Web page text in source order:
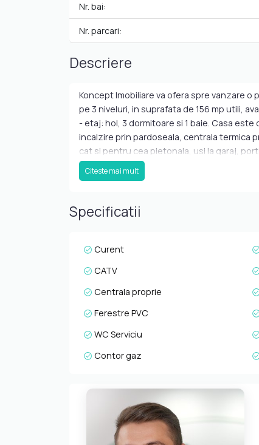
Nr. bai:
Nr. parcari:
Descriere
Koncept Imobiliare va ofera spre vanzare
pe 3 niveluri, in suprafata de 156 mp utili,
- etaj: hol, 3 dormitoare si 1 baie. Casa
incalzire prin pardoseala, centrala termica
cat si pentru cea pietonala, usi la garaj,
deosebita, se recomanda acest imobil
interes. Pentru informatii suplimentare,
Citeste mai mult
Specificatii
Curent
CATV
Centrala proprie
Ferestre PVC
WC Serviciu
Contor gaz